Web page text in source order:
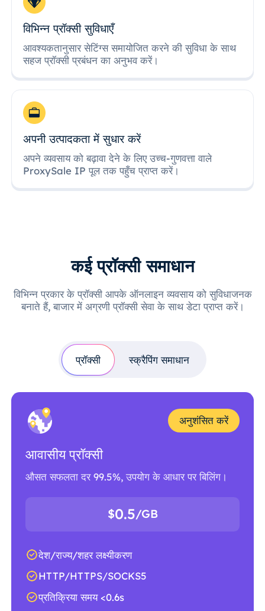
विभिन्न प्रॉक्सी सुविधाएँ
आवश्यकतानुसार सेटिंग्स समायोजित करने की सुविधा के साथ
सहज प्रॉक्सी प्रबंधन का अनुभव करें।
अपनी उत्पादकता में सुधार करें
अपने व्यवसाय को बढ़ावा देने के लिए उच्च-गुणवत्ता वाले
ProxySale IP पूल तक पहुँच प्राप्त करें।
कई प्रॉक्सी समाधान
विभिन्न प्रकार के प्रॉक्सी आपके ऑनलाइन व्यवसाय को सुविधाजनक
बनाते हैं, बाजार में अग्रणी प्रॉक्सी सेवा के साथ डेटा प्राप्त करें।
प्रॉक्सी स्क्रैपिंग समाधान
अनुशंसित करें
आवासीय प्रॉक्सी
औसत सफलता दर 99.5%, उपयोग के आधार पर बिलिंग।
$0.5/GB
देश/राज्य/शहर लक्ष्यीकरण
HTTP/HTTPS/SOCKS5
प्रतिक्रिया समय <0.6s